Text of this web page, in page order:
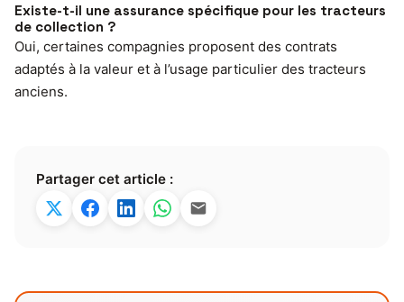
Existe-t-il une assurance spécifique pour les tracteurs
de collection ?
Oui, certaines compagnies proposent des contrats
adaptés à la valeur et à l’usage particulier des tracteurs
anciens.
Partager cet article :